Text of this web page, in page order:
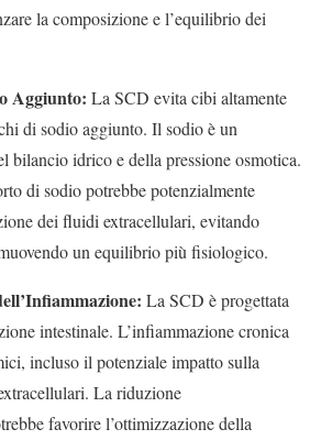
la composizione e l’equilibrio dei
Aggiunto: La SCD evita cibi altamente
di sodio aggiunto. Il sodio è un
bilancio idrico e della pressione osmotica.
di sodio potrebbe potenzialmente
dei fluidi extracellulari, evitando
un equilibrio più fisiologico.
La SCD è progettata
intestinale. L’infiammazione cronica
incluso il potenziale impatto sulla
La riduzione
favorire l’ottimizzazione della